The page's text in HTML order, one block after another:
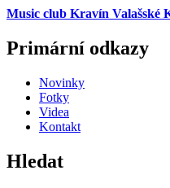
Music club Kravín Valašské
Primární odkazy
Novinky
Fotky
Videa
Kontakt
Hledat